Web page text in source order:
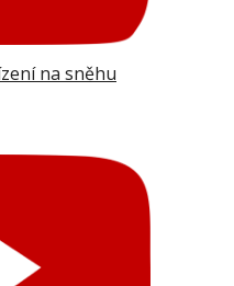
na sněhu